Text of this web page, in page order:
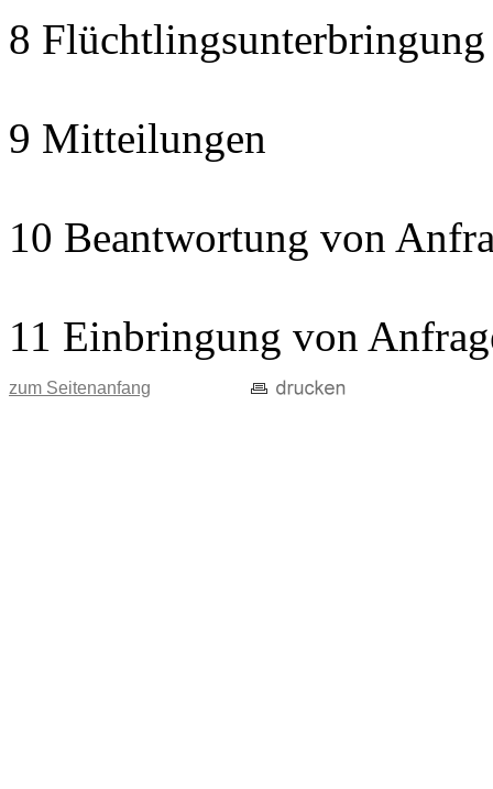
8
9 Mitteilungen
10 Beantwortung von
11 Einbringung von
zum Seitenanfang